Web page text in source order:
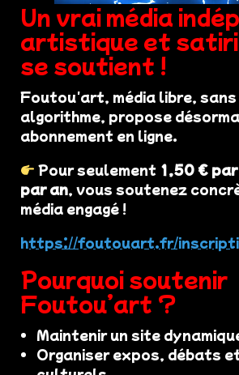
Un vrai média
artistique et
se soutient !
Foutou'art, média libre, sans
algorithme, propose
abonnement en ligne.
Pour seulement 1,50 €
par an, vous soutenez
média engagé !
https://foutouart.fr/
Pourquoi soutenir
Foutou’art ?
Maintenir un site
Organiser expos, débats